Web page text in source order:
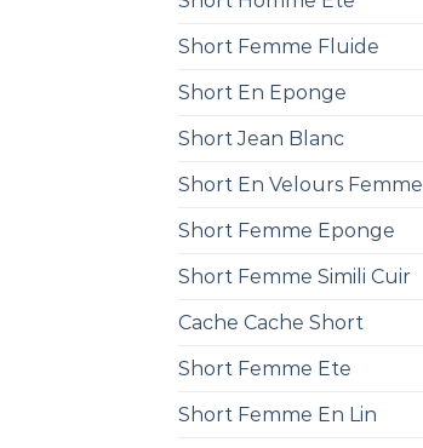
Short Femme Fluide
Short En Eponge
Short Jean Blanc
Short En Velours Femme
Short Femme Eponge
Short Femme Simili Cuir
Cache Cache Short
Short Femme Ete
Short Femme En Lin